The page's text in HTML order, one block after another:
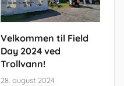
Velkommen til Field
Day 2024 ved
Trollvann!
28. august 2024